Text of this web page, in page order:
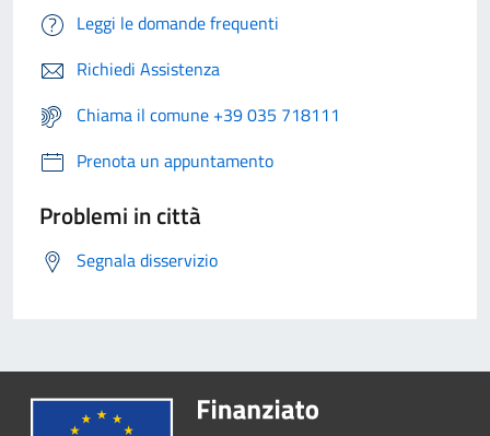
Leggi le domande frequenti
Richiedi Assistenza
Chiama il comune +39 035 718111
Prenota un appuntamento
Problemi in città
Segnala disservizio